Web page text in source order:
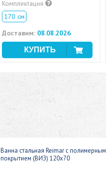
Комплектация
170 см
Доставим: 08.08.2026
Ванна стальная Reimar с полимерным
покрытием (ВИЗ) 120x70